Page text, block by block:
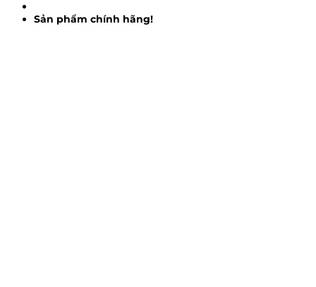
Sản phẩm chính hãng!